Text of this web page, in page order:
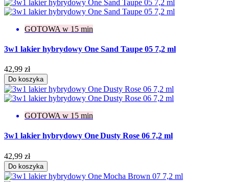
GOTOWA w 15 min
3w1 lakier hybrydowy One Sand Taupe 05 7,2 ml
42,99 zł
Do koszyka
GOTOWA w 15 min
3w1 lakier hybrydowy One Dusty Rose 06 7,2 ml
42,99 zł
Do koszyka